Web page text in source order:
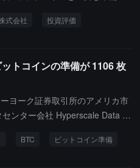
トセブン」テクノロジー株、S&
のコスト価格に対して約17.9%
います。資本構造がますます複
は7月24日に3つの新指標を
1株あたりの純BTC）、BTC H
レバレッジ比率の持続可能性を
式会社 投資評価
トコインの準備が 1106 枚
ヨーク証券取引所のアメリカ市
ンター会社 Hyperscale Data の
、2027年に分割予定の子会社を
BTC ビットコイン準備